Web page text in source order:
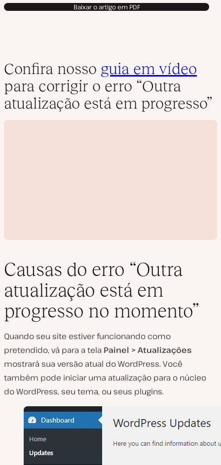
Baixar o artigo em PDF
Confira nosso guia em vídeo
para corrigir o erro “Outra
atualização está em progresso”
e
p
d
u
z
v
d
Causas do erro “Outra
atualização está em
progresso no momento”
Quando seu site estiver funcionando como
pretendido, vá para a tela Painel > Atualizações
mostrará sua versão atual do WordPress. Você
também pode iniciar uma atualização para o núcleo
do WordPress, seu tema, ou seus plugins.